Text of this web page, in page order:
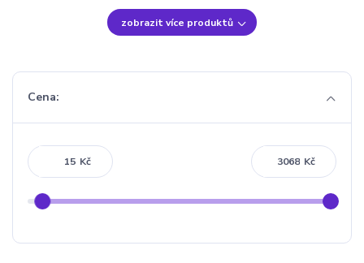
zobrazit více produktů
Cena:
Kč Kč